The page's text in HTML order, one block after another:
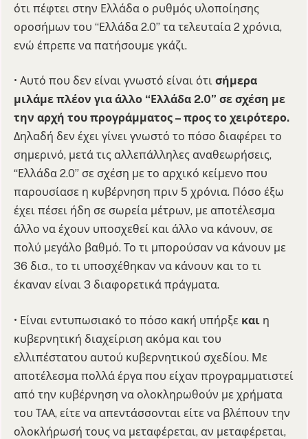
ότι πέφτει στην Ελλάδα ο ρυθμός υλοποίησης
οροσήμων του “Ελλάδα 2.0” τα τελευταία 2 χρόνια,
ενώ έπρεπε να πατήσουμε γκάζι.
• Αυτό που δεν είναι γνωστό είναι ότι σήμερα
μιλάμε πλέον για άλλο “Ελλάδα 2.0” σε σχέση με
την αρχή του προγράμματος – προς το χειρότερο.
Δηλαδή δεν έχει γίνει γνωστό το πόσο διαφέρει το
σημερινό, μετά τις αλλεπάλληλες αναθεωρήσεις,
“Ελλάδα 2.0” σε σχέση με το αρχικό κείμενο που
παρουσίασε η κυβέρνηση πριν 5 χρόνια. Πόσο έξω
έχει πέσει ήδη σε σωρεία μέτρων, με αποτέλεσμα
άλλο να έχουν υποσχεθεί και άλλο να κάνουν, σε
πολύ μεγάλο βαθμό. Το τι μπορούσαν να κάνουν με
36 δισ., το τι υποσχέθηκαν να κάνουν και το τι
έκαναν είναι 3 διαφορετικά πράγματα.
• Είναι εντυπωσιακό το πόσο κακή υπήρξε και η
κυβερνητική διαχείριση ακόμα και του
ελλιπέστατου αυτού κυβερνητικού σχεδίου. Με
αποτέλεσμα πολλά έργα που είχαν προγραμματιστεί
από την κυβέρνηση να ολοκληρωθούν με χρήματα
του ΤΑΑ, είτε να απεντάσσονται είτε να βλέπουν την
ολοκλήρωσή τους να μεταφέρεται, αν μεταφέρεται,